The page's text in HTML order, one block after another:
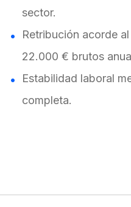
sector.
Retribución acorde
22.000 € brutos
Estabilidad laboral
completa.